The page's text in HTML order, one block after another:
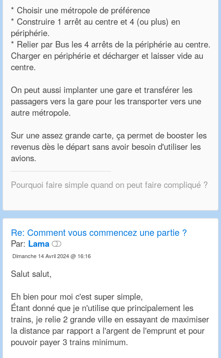
* Choisir une métropole de préférence
* Construire 1 arrêt au centre et 4 (ou plus) en
périphérie.
* Relier par Bus les 4 arrêts de la périphérie au centre.
Charger en périphérie et décharger et laisser vide au
centre.
On peut aussi implanter une gare et transférer les
passagers vers la gare pour les transporter vers une
autre métropole.
Sur une assez grande carte, ça permet de booster les
revenus dès le départ sans avoir besoin d'utiliser les
avions.
Pourquoi faire simple quand on peut faire compliqué ?
Re: Comment vous commencez une partie ?
Par: Lama
Dimanche 14 Avril 2024 @ 16:16
Salut salut,
Eh bien pour moi c'est super simple,
Étant donné que je n'utilise que principalement les
trains, je relie 2 grande ville en essayant de maximiser
la distance par rapport a l'argent de l'emprunt et pour
pouvoir payer 3 trains minimum.